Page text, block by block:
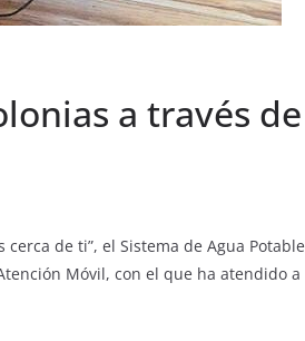
a través de
cerca de ti”, el Sistema de Agua Potable
Móvil, con el que ha atendido a